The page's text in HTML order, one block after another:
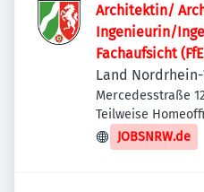
Architektin/
Ingenieurin/
Fachaufsicht
Land
Mercedesstraße
Deutschland
Teilweise
JOBSNRW.de